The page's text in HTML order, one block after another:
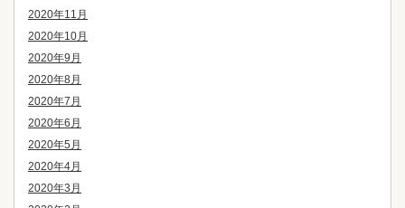
2020年11月
2020年10月
2020年9月
2020年8月
2020年7月
2020年6月
2020年5月
2020年4月
2020年3月